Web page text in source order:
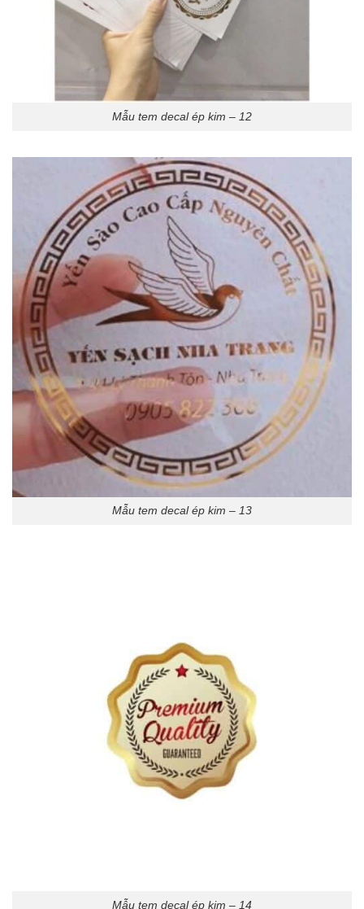
Mẫu tem decal ép kim – 12
Mẫu tem decal ép kim – 13
Mẫu tem decal ép kim – 14